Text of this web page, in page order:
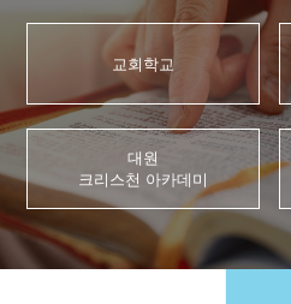
대원 크리스천 아카데미
복지와 선교
굿패밀리 복지재단
대원 전도대
교회학교
대원
크리스천 아카데미